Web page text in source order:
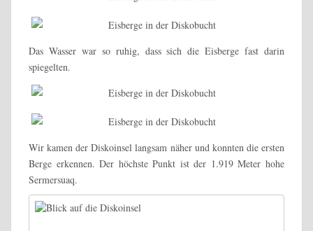
Das Wasser war so ruhig, dass sich die Eisberge fast darin
spiegelten.
Wir kamen der Diskoinsel langsam näher und konnten die ersten
Berge erkennen. Der höchste Punkt ist der 1.919 Meter hohe
Sermersuaq.